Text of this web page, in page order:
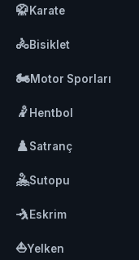
🥋Karate
🚴Bisiklet
🏍️Motor Sporları
🤾Hentbol
♟️Satranç
🤽Sutopu
🤺Eskrim
⛵Yelken